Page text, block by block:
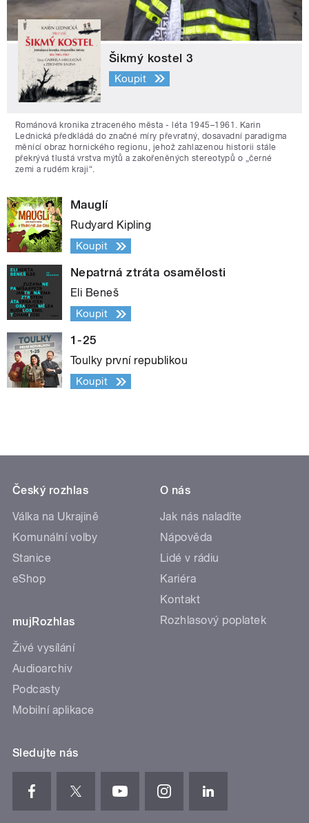
Šikmý kostel 3
Koupit
Románová kronika ztraceného města - léta 1945–1961. Karin
Lednická předkládá do značné míry převratný, dosavadní paradigma
měnící obraz hornického regionu, jehož zahlazenou historii stále
překrývá tlustá vrstva mýtů a zakořeněných stereotypů o „černé
zemi a rudém kraji“.
Mauglí
Rudyard Kipling
Koupit
Nepatrná ztráta osamělosti
Eli Beneš
Koupit
1-25
Toulky první republikou
Koupit
Český rozhlas
Válka na Ukrajině
Komunální volby
Stanice
eShop
mujRozhlas
Živé vysílání
Audioarchiv
Podcasty
Mobilní aplikace
O nás
Jak nás naladíte
Nápověda
Lidé v rádiu
Kariéra
Kontakt
Rozhlasový poplatek
Sledujte nás